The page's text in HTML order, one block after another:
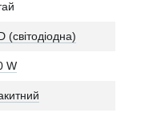
(світодіодна)
W